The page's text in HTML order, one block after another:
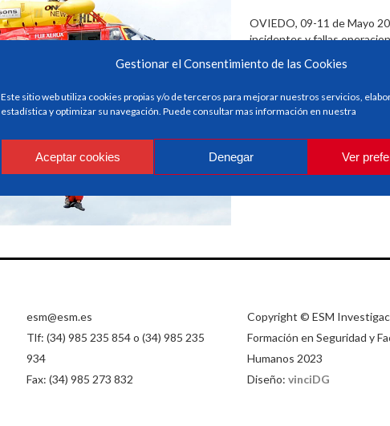
Gestionar el Consentimiento de las Cookies
Este sitio web utiliza cookies propias y/o de terceros para mejorar nuestros servicios,
estadística y optimizar su navegación. Puede consultar mas información en nuestra
Aceptar cookies Denegar Ver
OVIEDO, 09-11 de Mayo
incidentes y fallas
esm@esm.es
Tlf: (34) 985 235 854 o (34) 985 235
934
Fax: (34) 985 273 832
Copyright © ESM
Formación en Seguridad y
Humanos 2023
Diseño: vinciDG